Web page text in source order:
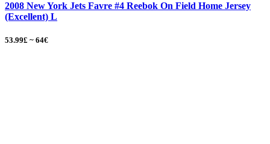
2008 New York Jets Favre #4 Reebok On Field Home Jersey
(Excellent) L
53.99£ ~ 64€